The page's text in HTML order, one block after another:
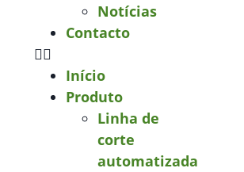
Notícias
Contacto
Início
Produto
Linha de
corte
automatizada